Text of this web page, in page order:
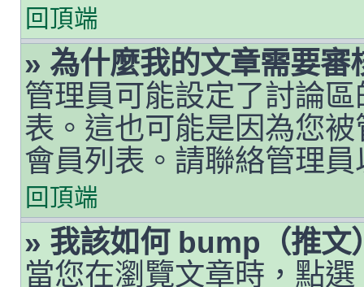
回頂端
» 為什麼我的文章需要審
管理員可能設定了討論
表。這也可能是因為您
會員列表。請聯絡管理
回頂端
» 我該如何 bump（推文
當您在瀏覽文章時，點